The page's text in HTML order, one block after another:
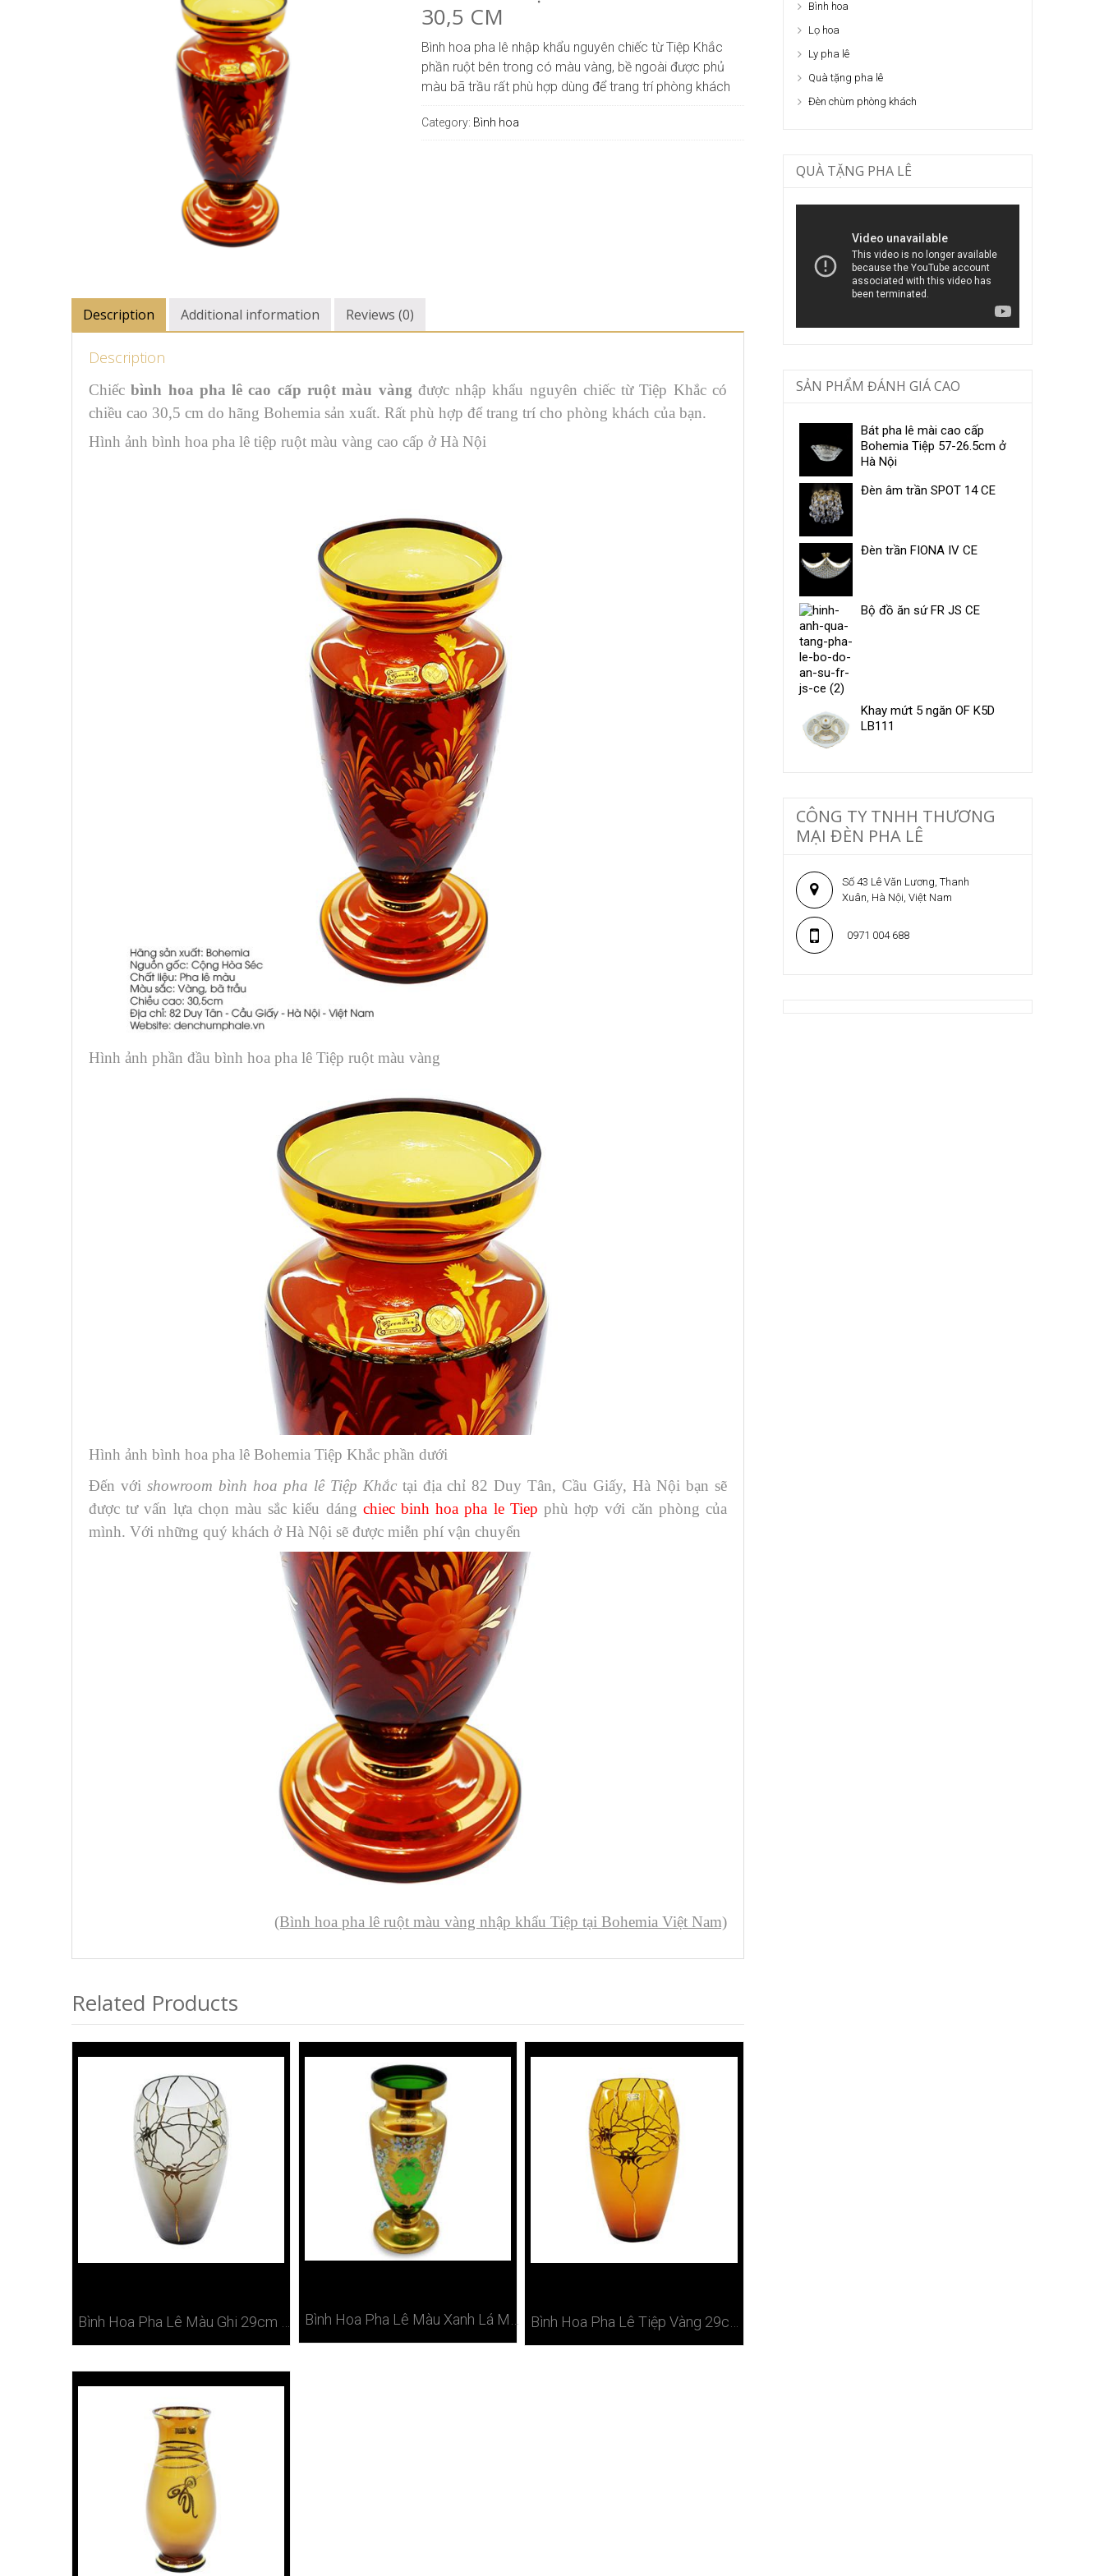
30,5 CM
Bình hoa pha lê nhập khẩu nguyên chiếc từ Tiệp Khắc
phần ruột bên trong có màu vàng, bề ngoài được phủ
màu bã trầu rất phù hợp dùng để trang trí phòng khách
Category: Bình hoa
Description Additional information Reviews (0)
Description
Chiếcbình hoa pha lê cao cấp ruột màu vàng được nhập khẩu nguyên chiếc từ Tiệp Khắc có
chiều cao 30,5 cm do hãng Bohemia sản xuất. Rất phù hợp để trang trí cho phòng khách của bạn.
Hình ảnh bình hoa pha lê tiệp ruột màu vàng cao cấp ở Hà Nội
Hình ảnh phần đầu bình hoa pha lê Tiệp ruột màu vàng
Hình ảnh bình hoa pha lê Bohemia Tiệp Khắc phần dưới
Đến với showroom bình hoa pha lê Tiệp Khắctại địa chỉ 82 Duy Tân, Cầu Giấy, Hà Nội bạn sẽ
được tư vấn lựa chọn màu sắc kiểu dáng chiec binh hoa pha le Tiep phù hợp với căn phòng của
mình. Với những quý khách ở Hà Nội sẽ được miễn phí vận chuyển
(Bình hoa pha lê ruột màu vàng nhập khẩu Tiệp tại Bohemia Việt Nam)
Related Products
Bình hoa
Lọ hoa
Ly pha lê
Quà tặng pha lê
Đèn chùm phòng khách
QUÀ TẶNG PHA LÊ
SẢN PHẨM ĐÁNH GIÁ CAO
Bát pha lê mài cao cấp
Bohemia Tiệp 57-26.5cm ở
Hà Nội
Đèn âm trần SPOT 14 CE
Đèn trần FIONA IV CE
Bộ đồ ăn sứ ​FR JS CE
Khay mứt 5 ngăn OF K5D
LB111
CÔNG TY TNHH THƯƠNG
MẠI ĐÈN PHA LÊ
Số 43 Lê Văn Lương, Thanh
Xuân, Hà Nội, Việt Nam
0971 004 688